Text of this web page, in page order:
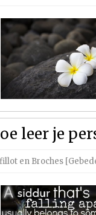
leer je
en Broches